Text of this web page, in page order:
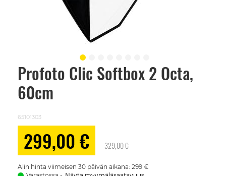
Profoto Clic Softbox 2 Octa,
60cm
65101303
299,00 € 329,00 €
Alin hinta viimeisen 30 päivän aikana: 299 €
Skip
beginning
images
gallery